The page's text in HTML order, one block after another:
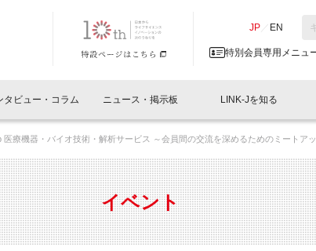
JP EN
特別会員専用メニュ
閉じる
イベントレポート一覧
LINK-J主催・共催
LINK-J協賛・協力
What's "UNIKORN"？
タビュー・コラム
ベンチャーインタビュー 会報
サポーターコラム 日本
ニュース・掲示板
人と情報の交流掲示板一覧
会員プレスリリース
募集
LINK-Jを知る
Why in Nihonbashi
サポーター紹介 事業
パンフレット GTB
特別会員について 入会
オフィス・ラボ 施設
療機器・バイオ技術・解析サービス ～会員間の交流を深めるためのミートア
イベント